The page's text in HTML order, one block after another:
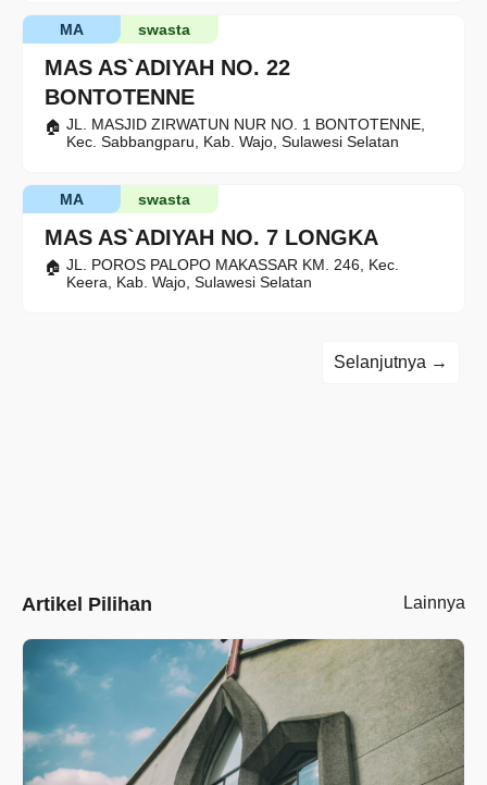
MAS AS`ADIYAH NO. 22
BONTOTENNE
swasta
MA
JL. MASJID ZIRWATUN NUR NO. 1 BONTOTENNE,
Kec. Sabbangparu, Kab. Wajo, Sulawesi Selatan
MAS AS`ADIYAH NO. 7 LONGKA
swasta
MA
JL. POROS PALOPO MAKASSAR KM. 246, Kec.
Keera, Kab. Wajo, Sulawesi Selatan
Selanjutnya →
Artikel Pilihan Lainnya